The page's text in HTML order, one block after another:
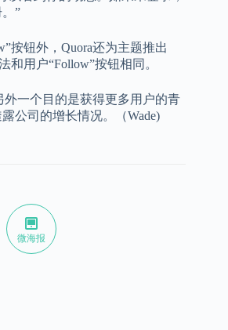
”
按钮外，Quora还为主题推出
和用户“Follow”按钮相同。
外一个目的是获得更多用户的青
公司的增长情况。（Wade)
微海报